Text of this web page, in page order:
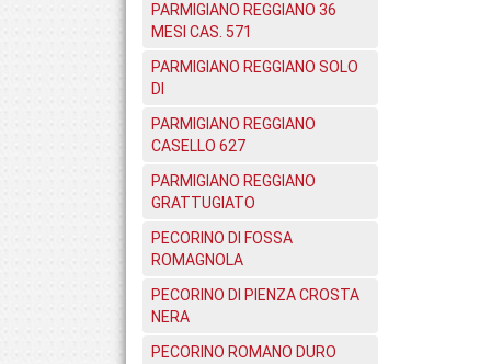
PARMIGIANO REGGIANO 36
MESI CAS. 571
PARMIGIANO REGGIANO SOLO
DI
PARMIGIANO REGGIANO
CASELLO 627
PARMIGIANO REGGIANO
GRATTUGIATO
PECORINO DI FOSSA
ROMAGNOLA
PECORINO DI PIENZA CROSTA
NERA
PECORINO ROMANO DURO